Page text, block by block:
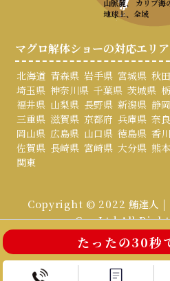
たったの30秒
山脈麓、 カリブ
地球上、全域
マグロ解体ショーの対応エリア
北海道 青森県 岩手県 宮城県 秋
埼玉県 神奈川県 千葉県 茨城県
福井県 山梨県 長野県 新潟県 静
三重県 滋賀県 京都府 兵庫県 奈
岡山県 広島県 山口県 徳島県 香
佐賀県 長崎県 宮崎県 大分県 熊
関東
Copyright © 2022 鮪達人 |
Co., Ltd All